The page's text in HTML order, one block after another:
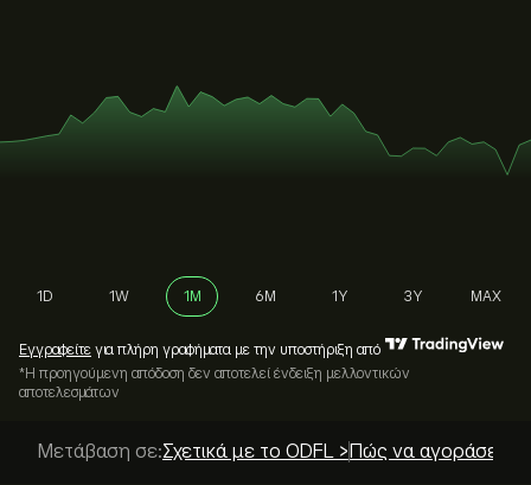
1D 1W 1M 6M 1Y 3Y MAX
Εγγραφείτε για πλήρη γραφήματα με την υποστήριξη από
*Η προηγούμενη απόδοση δεν αποτελεί ένδειξη μελλοντικών
αποτελεσμάτων
Μετάβαση σε:Σχετικά με το ODFL > Πώς να αγοράσετε;